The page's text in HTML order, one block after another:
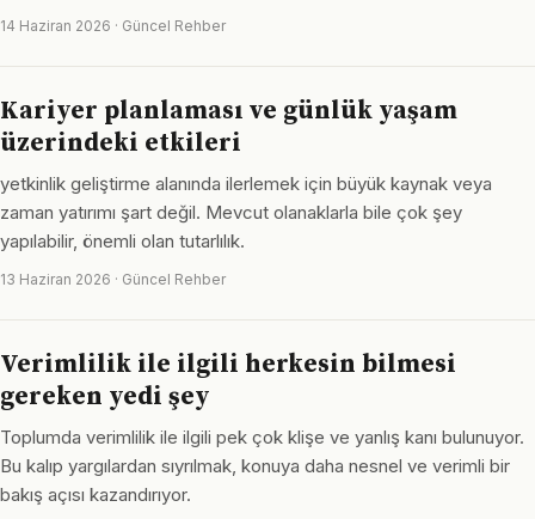
14 Haziran 2026 · Güncel Rehber
Kariyer planlaması ve günlük yaşam
üzerindeki etkileri
yetkinlik geliştirme alanında ilerlemek için büyük kaynak veya
zaman yatırımı şart değil. Mevcut olanaklarla bile çok şey
yapılabilir, önemli olan tutarlılık.
13 Haziran 2026 · Güncel Rehber
Verimlilik ile ilgili herkesin bilmesi
gereken yedi şey
Toplumda verimlilik ile ilgili pek çok klişe ve yanlış kanı bulunuyor.
Bu kalıp yargılardan sıyrılmak, konuya daha nesnel ve verimli bir
bakış açısı kazandırıyor.